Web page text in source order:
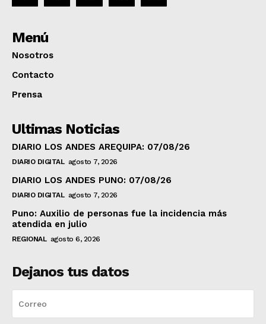
Menú
Nosotros
Contacto
Prensa
Ultimas Noticias
DIARIO LOS ANDES AREQUIPA: 07/08/26
DIARIO DIGITAL agosto 7, 2026
DIARIO LOS ANDES PUNO: 07/08/26
DIARIO DIGITAL agosto 7, 2026
Puno: Auxilio de personas fue la incidencia más
atendida en julio
REGIONAL agosto 6, 2026
Dejanos tus datos